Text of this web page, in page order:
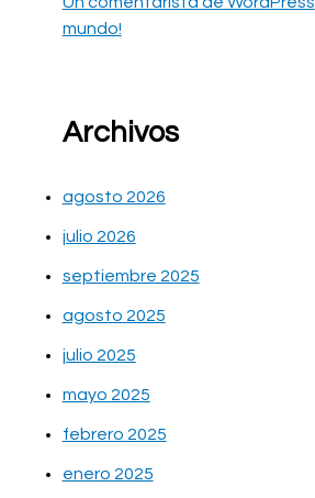
mundo!
Archivos
agosto 2026
julio 2026
septiembre 2025
agosto 2025
julio 2025
mayo 2025
febrero 2025
enero 2025